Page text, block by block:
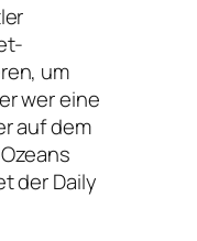
um
wer eine
auf dem
der Daily